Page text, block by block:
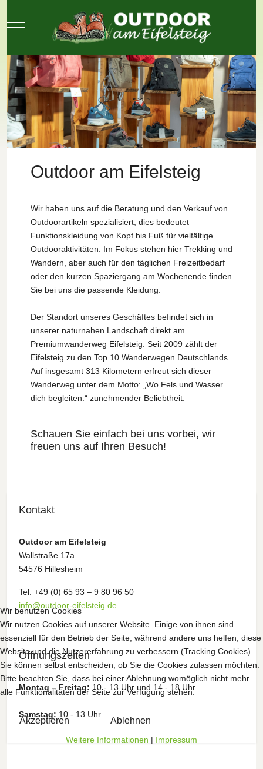
Mobile Menu Toggle
Outdoor am Eifelsteig
Wir haben uns auf die Beratung und den Verkauf von
Outdoorartikeln spezialisiert, dies bedeutet
Funktionskleidung von Kopf bis Fuß für vielfältige
Outdooraktivitäten. Im Fokus stehen hier Trekking und
Wandern, aber auch für den täglichen Freizeitbedarf
oder den kurzen Spaziergang am Wochenende finden
Sie bei uns die passende Kleidung.
Der Standort unseres Geschäftes befindet sich in
unserer naturnahen Landschaft direkt am
Premiumwanderweg Eifelsteig. Seit 2009 zählt der
Eifelsteig zu den Top 10 Wanderwegen Deutschlands.
Auf insgesamt 313 Kilometern erfreut sich dieser
Wanderweg unter dem Motto: „Wo Fels und Wasser
dich begleiten.“ zunehmender Beliebtheit.
Schauen Sie einfach bei uns vorbei, wir
freuen uns auf Ihren Besuch!
Kontakt
Outdoor am Eifelsteig
Wallstraße 17a
54576 Hillesheim
Tel. +49 (0) 65 93 – 9 80 96 50
info@outdoor-eifelsteig.de
Öffnungszeiten
Montag – Freitag: 10 - 13 Uhr und 14 - 18 Uhr
Samstag: 10 - 13 Uhr
Wir benutzen Cookies
Wir nutzen Cookies auf unserer Website. Einige von ihnen sind
essenziell für den Betrieb der Seite, während andere uns helfen, diese
Website und die Nutzererfahrung zu verbessern (Tracking Cookies).
Sie können selbst entscheiden, ob Sie die Cookies zulassen möchten.
Bitte beachten Sie, dass bei einer Ablehnung womöglich nicht mehr
alle Funktionalitäten der Seite zur Verfügung stehen.
Akzeptieren Ablehnen
Weitere Informationen | Impressum